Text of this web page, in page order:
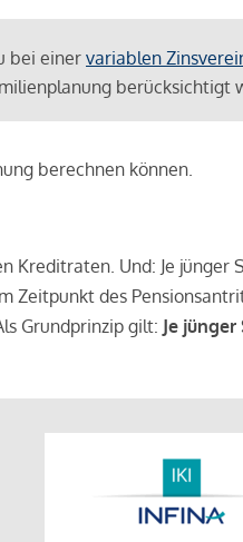
bei einer variablen
berücksichtigt
berechnen können.
Kreditraten. Und: Je jünger
Zeitpunkt des
Grundprinzip gilt: Je